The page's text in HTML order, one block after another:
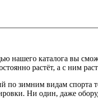
нашего каталога вы
растёт, а с ним
по зимним видам спорта
Ни один, даже